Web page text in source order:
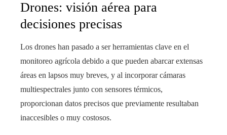
Drones: visión aérea para
decisiones precisas
Los drones han pasado a ser herramientas clave en el
monitoreo agrícola debido a que pueden abarcar extensas
áreas en lapsos muy breves, y al incorporar cámaras
multiespectrales junto con sensores térmicos,
proporcionan datos precisos que previamente resultaban
inaccesibles o muy costosos.